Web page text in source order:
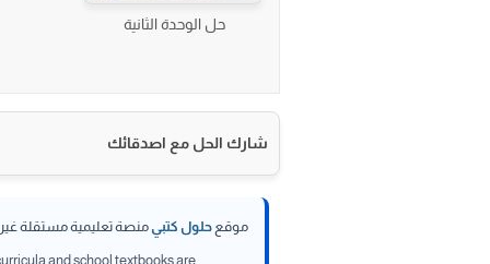
حل الوحدة الثانية
شارك الحل مع اصدقائك
موقع حلول كتبي منصة تعليمية مستقلة غير
and school textbooks are